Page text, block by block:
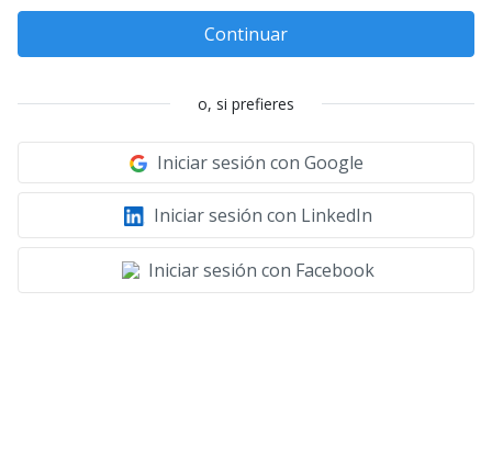
Continuar
o, si prefieres
Iniciar sesión con Google
Iniciar sesión con LinkedIn
Iniciar sesión con Facebook